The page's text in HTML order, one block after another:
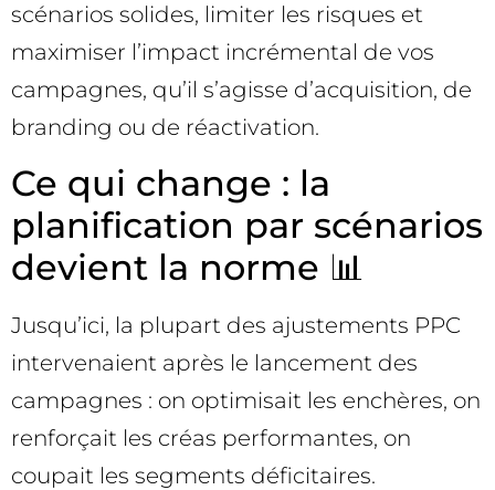
scénarios solides, limiter les risques et
maximiser l’impact incrémental de vos
campagnes, qu’il s’agisse d’acquisition, de
branding ou de réactivation.
Ce qui change : la
planification par scénarios
devient la norme 📊
Jusqu’ici, la plupart des ajustements PPC
intervenaient après le lancement des
campagnes : on optimisait les enchères, on
renforçait les créas performantes, on
coupait les segments déficitaires.